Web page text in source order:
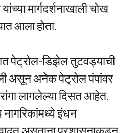
मार्गदर्शनाखाली चोख
आला होता.
पेट्रोल-डिझेल तुटवड्याची
असून अनेक पेट्रोल पंपांवर
लागलेल्या दिसत आहेत.
इंधन